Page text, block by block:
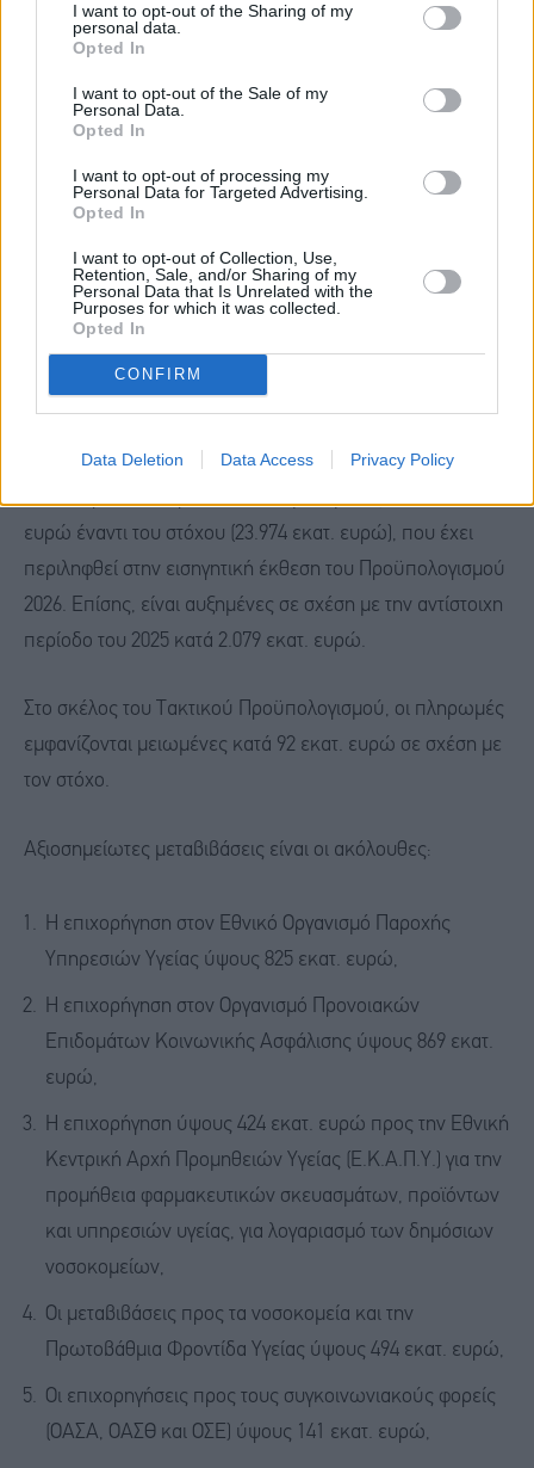
I want to opt-out of the Sharing of my
personal data.
Opted In
I want to opt-out of the Sale of my
Personal Data.
Opted In
I want to opt-out of processing my
Personal Data for Targeted Advertising.
Opted In
I want to opt-out of Collection, Use,
Retention, Sale, and/or Sharing of my
Personal Data that Is Unrelated with the
Purposes for which it was collected.
Opted In
CONFIRM
Data Deletion Data Access Privacy Policy
έσοδα ΠΔΕ, τα οποία είναι αυξημένα κατά 29 εκατ. ευρώ
έναντι του στόχου.
Οι επιστροφές εσόδων
ανήλθαν σε 673 εκατ. ευρώ,
αυξημένες κατά 21 εκατ. ευρώ από τον στόχο (652 εκατ.
ευρώ).
Τα συνολικά έσοδα του Προϋπολογισμού Δημοσίων
Επενδύσεων (ΠΔΕ)ανήλθαν σε 380 εκατ. ευρώ,
αυξημένα κατά 260 εκατ. ευρώ σε σχέση με τον στόχο
(120 εκατ. ευρώ).
περίοδο Ιανουαρίου-Απριλίου 2026
ανήλθαν στα 23.288
ευρώ έναντι του στόχου (23.974 εκατ. ευρώ), που έχει
περιληφθεί στην εισηγητική έκθεση του Προϋπολογισμού
2026. Επίσης, είναι αυξημένες σε σχέση με την αντίστοιχη
περίοδο του 2025 κατά 2.079 εκατ. ευρώ.
Στο σκέλος του Τακτικού Προϋπολογισμού, οι πληρωμές
εμφανίζονται μειωμένες κατά 92 εκατ. ευρώ σε σχέση με
τον στόχο.
Αξιοσημείωτες μεταβιβάσεις είναι οι ακόλουθες:
Η επιχορήγηση στον Εθνικό Οργανισμό Παροχής
Υπηρεσιών Υγείας ύψους 825 εκατ. ευρώ,
Η επιχορήγηση στον Οργανισμό Προνοιακών
Επιδομάτων Κοινωνικής Ασφάλισης ύψους 869 εκατ.
ευρώ,
Η επιχορήγηση ύψους 424 εκατ. ευρώ προς την Εθνική
Κεντρική Αρχή Προμηθειών Υγείας (Ε.Κ.Α.Π.Υ.) για την
προμήθεια φαρμακευτικών σκευασμάτων, προϊόντων
και υπηρεσιών υγείας, για λογαριασμό των δημόσιων
νοσοκομείων,
Οι μεταβιβάσεις προς τα νοσοκομεία και την
Πρωτοβάθμια Φροντίδα Υγείας ύψους 494 εκατ. ευρώ,
Οι επιχορηγήσεις προς τους συγκοινωνιακούς φορείς
(ΟΑΣΑ, ΟΑΣΘ και ΟΣΕ) ύψους 141 εκατ. ευρώ,